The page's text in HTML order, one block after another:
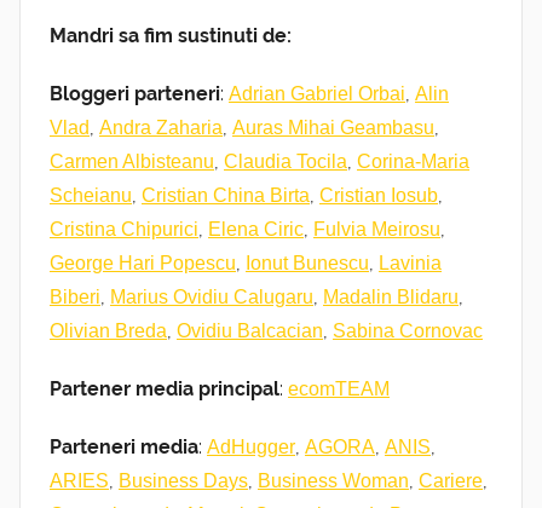
Mandri sa fim sustinuti de:
Bloggeri parteneri: Adrian Gabriel Orbai, Alin
Vlad, Andra Zaharia, Auras Mihai Geambasu,
Carmen Albisteanu, Claudia Tocila, Corina-Maria
Scheianu, Cristian China Birta, Cristian Iosub,
Cristina Chipurici, Elena Ciric, Fulvia Meirosu,
George Hari Popescu, Ionut Bunescu, Lavinia
Biberi, Marius Ovidiu Calugaru, Madalin Blidaru,
Olivian Breda, Ovidiu Balcacian, Sabina Cornovac
Partener media principal: ecomTEAM
Parteneri media: AdHugger, AGORA, ANIS,
ARIES, Business Days, Business Woman, Cariere,